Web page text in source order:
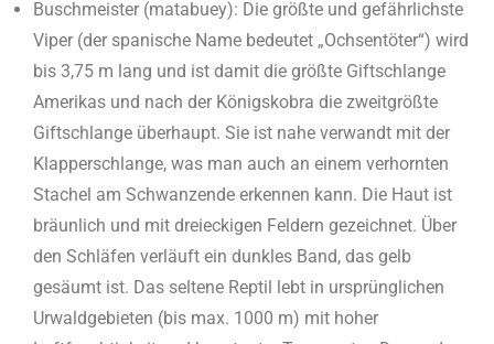
Buschmeister (matabuey): Die größte und gefährlichste
Viper (der spanische Name bedeutet „Ochsen­töter“) wird
bis 3,75 m lang und ist damit die größte Giftschlange
Amerikas und nach der Königskobra die zweitgrößte
Giftschlange überhaupt. Sie ist nahe verwandt mit der
Klapperschlange, was man auch an einem verhornten
Stachel am Schwanzende erkennen kann. Die Haut ist
bräunlich und mit dreieckigen Feldern gezeichnet. Über
den Schläfen verläuft ein dunkles Band, das gelb
gesäumt ist. Das seltene Reptil lebt in ursprünglichen
Urwaldgebieten (bis max. 1000 m) mit hoher